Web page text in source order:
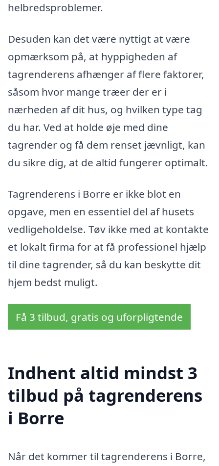
helbredsproblemer.
Desuden kan det være nyttigt at være
opmærksom på, at hyppigheden af
tagrenderens afhænger af flere faktorer,
såsom hvor mange træer der er i
nærheden af dit hus, og hvilken type tag
du har. Ved at holde øje med dine
tagrender og få dem renset jævnligt, kan
du sikre dig, at de altid fungerer optimalt.
Tagrenderens i Borre er ikke blot en
opgave, men en essentiel del af husets
vedligeholdelse. Tøv ikke med at kontakte
et lokalt firma for at få professionel hjælp
til dine tagrender, så du kan beskytte dit
hjem bedst muligt.
Få 3 tilbud, gratis og uforpligtende
Indhent altid mindst 3
tilbud på tagrenderens
i Borre
Når det kommer til tagrenderens i Borre,